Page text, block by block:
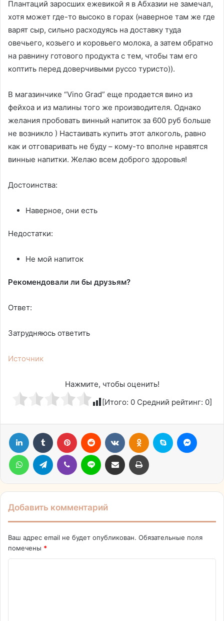
Плантаций заросших ежевикой я в Абхазии не замечал,
хотя может где-то высоко в горах (наверное там же где
варят сыр, сильно расходуясь на доставку туда
овечьего, козьего и коровьего молока, а затем обратно
на равнину готового продукта с тем, чтобы там его
коптить перед доверчивыми руссо туристо)).
В магазинчике “Vino Grad” еще продается вино из
фейхоа и из малины того же производителя. Однако
желания пробовать винный напиток за 600 руб больше
не возникло ) Настаивать купить этот алкоголь, равно
как и отговаривать не буду – кому-то вполне нравятся
винные напитки. Желаю всем доброго здоровья!
Достоинства:
Наверное, они есть
Недостатки:
Не мой напиток
Рекомендовали ли бы друзьям?
Ответ:
Затрудняюсь ответить
Источник
Нажмите, чтобы оценить!
[Итого: 0 Средний рейтинг: 0]
LinkedIn Tumblr Pinterest Reddit ВконтактеОдноклассники
Skype
WhatsAppTelegram Viber Line Поделиться через электронную почту Печатать
Добавить комментарий
Ваш адрес email не будет опубликован. Обязательные поля
помечены *